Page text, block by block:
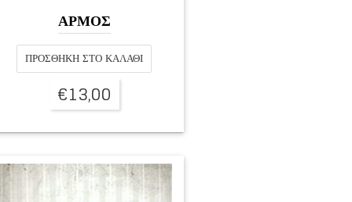
ΑΡΜΟΣ
ΠΡΟΣΘΉΚΗ ΣΤΟ ΚΑΛΆΘΙ
€13,00